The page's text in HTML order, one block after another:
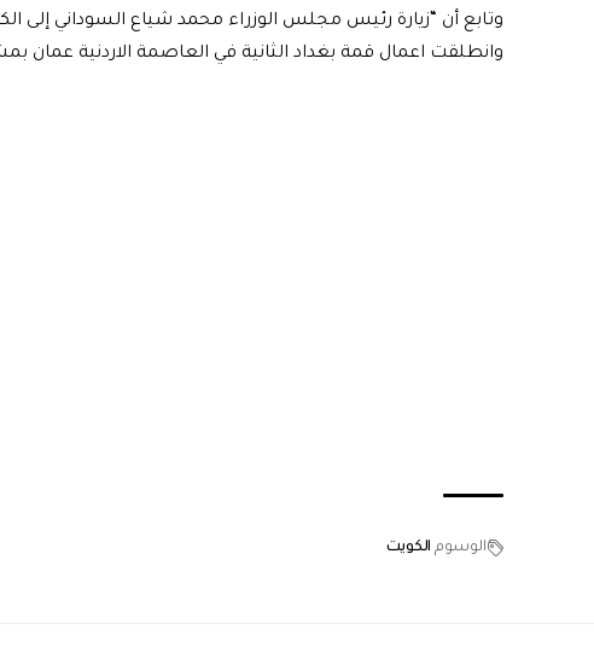
وتابع أن “زيارة رئيس مجلس الوزراء محمد شياع السوداني إلى
وانطلقت اعمال قمة بغداد الثانية في العاصمة الاردنية عمان
الوسوم الكويت